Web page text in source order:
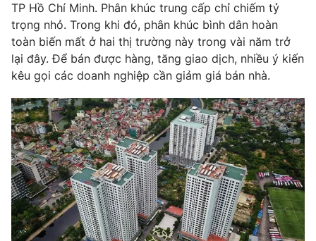
TP Hồ Chí Minh. Phân khúc trung cấp chỉ chiếm tỷ
trọng nhỏ. Trong khi đó, phân khúc bình dân hoàn
toàn biến mất ở hai thị trường này trong vài năm trở
lại đây. Để bán được hàng, tăng giao dịch, nhiều ý kiến
kêu gọi các doanh nghiệp cần giảm giá bán nhà.